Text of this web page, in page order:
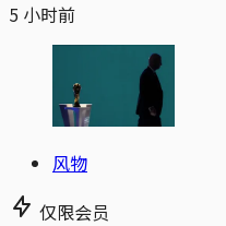
5 小时前
风物
仅限会员